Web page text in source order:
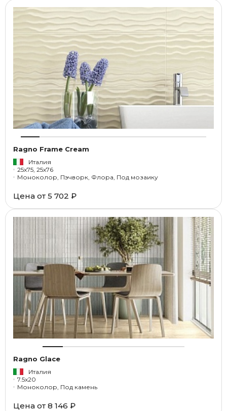
Ragno Frame Cream
Италия
25x75, 25x76
Моноколор, Пэчворк, Флора, Под мозаику
Цена от 5 702 ₽
Ragno Glace
Италия
7.5x20
Моноколор, Под камень
Цена от 8 146 ₽